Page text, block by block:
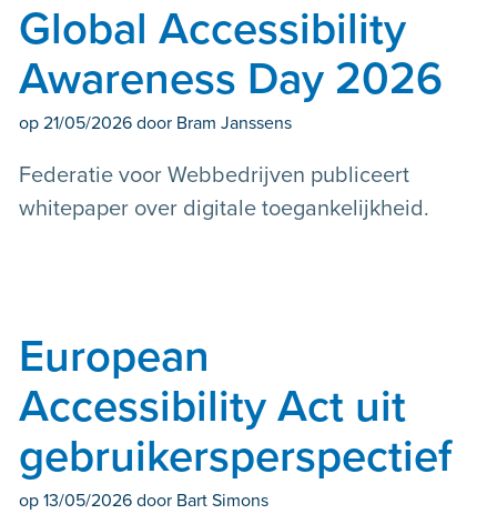
Global Accessibility
Awareness Day 2026
op 21/05/2026 door Bram Janssens
Federatie voor Webbedrijven publiceert
whitepaper over digitale toegankelijkheid.
European
Accessibility Act uit
gebruikersperspectief
op 13/05/2026 door Bart Simons